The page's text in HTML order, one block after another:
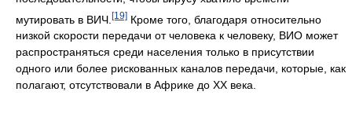
мутировать в ВИЧ. [19] Кроме того, благодаря относительно
низкой скорости передачи от человека к человеку, ВИО может
распространяться среди населения только в присутствии
одного или более рискованных каналов передачи, которые, как
полагают, отсутствовали в Африке до XX века.